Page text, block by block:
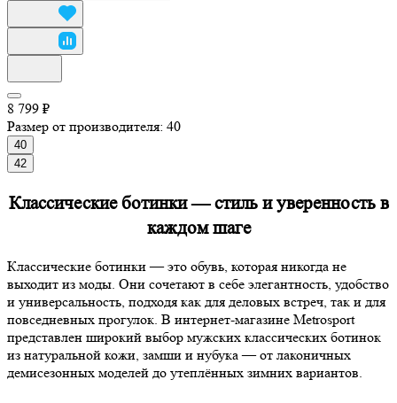
8 799 ₽
Размер от производителя: 40
40
42
Классические ботинки — стиль и уверенность в
каждом шаге
Классические ботинки — это обувь, которая никогда не
выходит из моды. Они сочетают в себе элегантность, удобство
и универсальность, подходя как для деловых встреч, так и для
повседневных прогулок. В интернет-магазине Metrosport
представлен широкий выбор мужских классических ботинок
из натуральной кожи, замши и нубука — от лаконичных
демисезонных моделей до утеплённых зимних вариантов.